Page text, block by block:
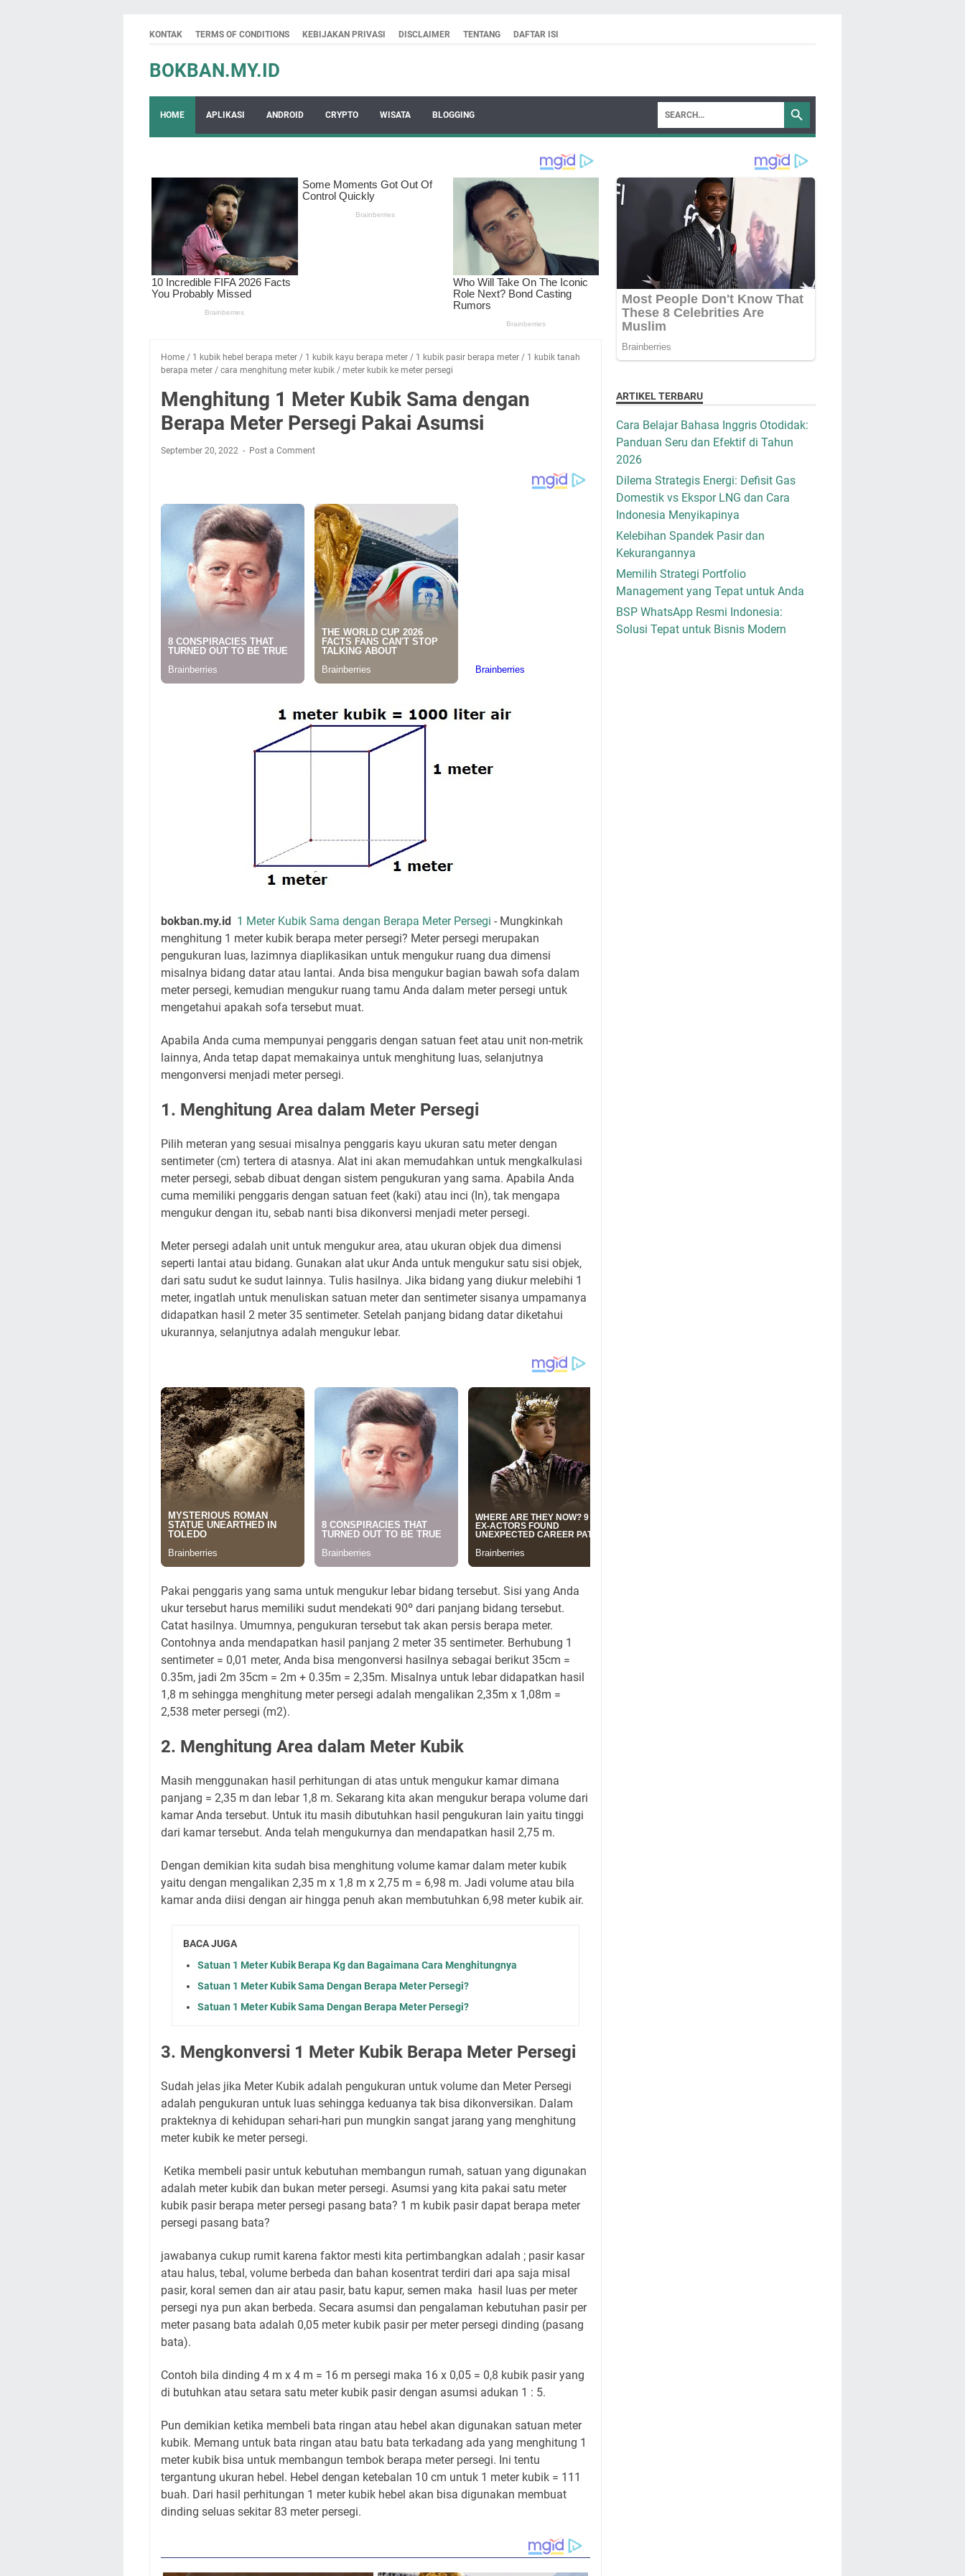
KONTAK TERMS OF CONDITIONS KEBIJAKAN PRIVASI DISCLAIMER TENTANG DAFTAR ISI
BOKBAN.MY.ID
HOME APLIKASI ANDROID CRYPTO WISATA BLOGGING
Home / 1 kubik hebel berapa meter / 1 kubik kayu berapa meter / 1 kubik pasir berapa meter / 1 kubik tanah
berapa meter / cara menghitung meter kubik / meter kubik ke meter persegi
Menghitung 1 Meter Kubik Sama dengan
Berapa Meter Persegi Pakai Asumsi
September 20, 2022 Post a Comment
bokban.my.id 1 Meter Kubik Sama dengan Berapa Meter Persegi - Mungkinkah
menghitung 1 meter kubik berapa meter persegi? Meter persegi merupakan
pengukuran luas, lazimnya diaplikasikan untuk mengukur ruang dua dimensi
misalnya bidang datar atau lantai. Anda bisa mengukur bagian bawah sofa dalam
meter persegi, kemudian mengukur ruang tamu Anda dalam meter persegi untuk
mengetahui apakah sofa tersebut muat.
Apabila Anda cuma mempunyai penggaris dengan satuan feet atau unit non-metrik
lainnya, Anda tetap dapat memakainya untuk menghitung luas, selanjutnya
mengonversi menjadi meter persegi.
1. Menghitung Area dalam Meter Persegi
Pilih meteran yang sesuai misalnya penggaris kayu ukuran satu meter dengan
sentimeter (cm) tertera di atasnya. Alat ini akan memudahkan untuk mengkalkulasi
meter persegi, sebab dibuat dengan sistem pengukuran yang sama. Apabila Anda
cuma memiliki penggaris dengan satuan feet (kaki) atau inci (In), tak mengapa
mengukur dengan itu, sebab nanti bisa dikonversi menjadi meter persegi.
Meter persegi adalah unit untuk mengukur area, atau ukuran objek dua dimensi
seperti lantai atau bidang. Gunakan alat ukur Anda untuk mengukur satu sisi objek,
dari satu sudut ke sudut lainnya. Tulis hasilnya. Jika bidang yang diukur melebihi 1
meter, ingatlah untuk menuliskan satuan meter dan sentimeter sisanya umpamanya
didapatkan hasil 2 meter 35 sentimeter. Setelah panjang bidang datar diketahui
ukurannya, selanjutnya adalah mengukur lebar.
Pakai penggaris yang sama untuk mengukur lebar bidang tersebut. Sisi yang Anda
ukur tersebut harus memiliki sudut mendekati 90º dari panjang bidang tersebut.
Catat hasilnya. Umumnya, pengukuran tersebut tak akan persis berapa meter.
Contohnya anda mendapatkan hasil panjang 2 meter 35 sentimeter. Berhubung 1
sentimeter = 0,01 meter, Anda bisa mengonversi hasilnya sebagai berikut 35cm =
0.35m, jadi 2m 35cm = 2m + 0.35m = 2,35m. Misalnya untuk lebar didapatkan hasil
1,8 m sehingga menghitung meter persegi adalah mengalikan 2,35m x 1,08m =
2,538 meter persegi (m2).
2. Menghitung Area dalam Meter Kubik
Masih menggunakan hasil perhitungan di atas untuk mengukur kamar dimana
panjang = 2,35 m dan lebar 1,8 m. Sekarang kita akan mengukur berapa volume dari
kamar Anda tersebut. Untuk itu masih dibutuhkan hasil pengukuran lain yaitu tinggi
dari kamar tersebut. Anda telah mengukurnya dan mendapatkan hasil 2,75 m.
Dengan demikian kita sudah bisa menghitung volume kamar dalam meter kubik
yaitu dengan mengalikan 2,35 m x 1,8 m x 2,75 m = 6,98 m. Jadi volume atau bila
kamar anda diisi dengan air hingga penuh akan membutuhkan 6,98 meter kubik air.
BACA JUGA
Satuan 1 Meter Kubik Berapa Kg dan Bagaimana Cara Menghitungnya
Satuan 1 Meter Kubik Sama Dengan Berapa Meter Persegi?
Satuan 1 Meter Kubik Sama Dengan Berapa Meter Persegi?
3. Mengkonversi 1 Meter Kubik Berapa Meter Persegi
Sudah jelas jika Meter Kubik adalah pengukuran untuk volume dan Meter Persegi
adalah pengukuran untuk luas sehingga keduanya tak bisa dikonversikan. Dalam
prakteknya di kehidupan sehari-hari pun mungkin sangat jarang yang menghitung
meter kubik ke meter persegi.
Ketika membeli pasir untuk kebutuhan membangun rumah, satuan yang digunakan
adalah meter kubik dan bukan meter persegi. Asumsi yang kita pakai satu meter
kubik pasir berapa meter persegi pasang bata? 1 m kubik pasir dapat berapa meter
persegi pasang bata?
jawabanya cukup rumit karena faktor mesti kita pertimbangkan adalah ; pasir kasar
atau halus, tebal, volume berbeda dan bahan kosentrat terdiri dari apa saja misal
pasir, koral semen dan air atau pasir, batu kapur, semen maka hasil luas per meter
persegi nya pun akan berbeda. Secara asumsi dan pengalaman kebutuhan pasir per
meter pasang bata adalah 0,05 meter kubik pasir per meter persegi dinding (pasang
bata).
Contoh bila dinding 4 m x 4 m = 16 m persegi maka 16 x 0,05 = 0,8 kubik pasir yang
di butuhkan atau setara satu meter kubik pasir dengan asumsi adukan 1 : 5.
Pun demikian ketika membeli bata ringan atau hebel akan digunakan satuan meter
kubik. Memang untuk bata ringan atau batu bata terkadang ada yang menghitung 1
meter kubik bisa untuk membangun tembok berapa meter persegi. Ini tentu
tergantung ukuran hebel. Hebel dengan ketebalan 10 cm untuk 1 meter kubik = 111
buah. Dari hasil perhitungan 1 meter kubik hebel akan bisa digunakan membuat
dinding seluas sekitar 83 meter persegi.
ARTIKEL TERBARU
Cara Belajar Bahasa Inggris Otodidak:
Panduan Seru dan Efektif di Tahun
2026
Dilema Strategis Energi: Defisit Gas
Domestik vs Ekspor LNG dan Cara
Indonesia Menyikapinya
Kelebihan Spandek Pasir dan
Kekurangannya
Memilih Strategi Portfolio
Management yang Tepat untuk Anda
BSP WhatsApp Resmi Indonesia:
Solusi Tepat untuk Bisnis Modern